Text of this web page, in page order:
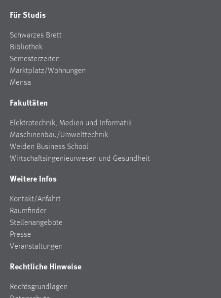
Für Studis
Schwarzes Brett
Bibliothek
Semesterzeiten
Marktplatz/Wohnungen
Mensa
Fakultäten
Elektrotechnik, Medien und Informatik
Maschinenbau/Umwelttechnik
Weiden Business School
Wirtschaftsingenieurwesen und Gesundheit
Weitere Infos
Kontakt/Anfahrt
Raumfinder
Stellenangebote
Presse
Veranstaltungen
Rechtliche Hinweise
Rechtsgrundlagen
Matomo
Name:
_pk_ref, _pk_cvar, _pk_id, _pk_ses
Zweck:
Zugriffsstatistik
Max. 13 Monate
MARKETING
Marketing Cookies werden von Drittanbietern
Sie tun dies, indem sie Besucher über Websites
hinweg verfolgen.
Google Ads
_gcl_au
Anbieter: